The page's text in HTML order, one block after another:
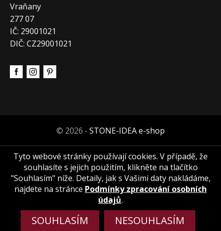
Vraňany
277 07
IČ: 29001021
DIČ: CZ29001021
© 2026 -STONE-IDEA e-shop
Tyto webové stránky používají cookies. V případě, že
souhlasíte s jejich použitím, klikněte na tlačítko
"Souhlasím" níže. Detaily, jak s Vašimi daty nakládáme,
najdete na stránce Podmínky zpracování osobních
údajů.